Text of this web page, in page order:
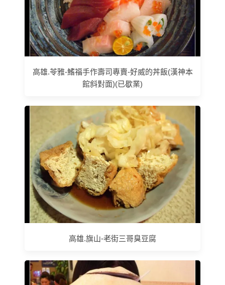
高雄.苓雅-鰭福手作壽司專賣-好威的丼飯(漢神本
館斜對面)(已歇業)
高雄.旗山-老街三哥臭豆腐